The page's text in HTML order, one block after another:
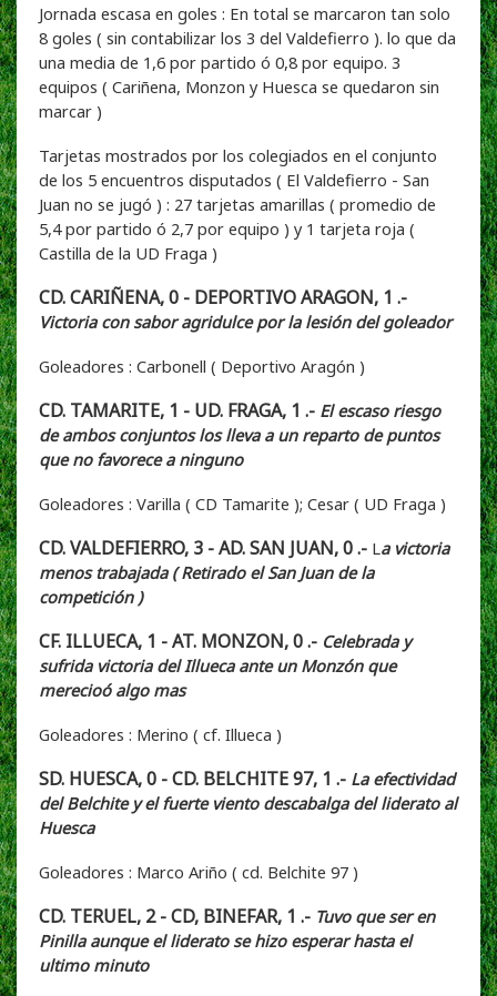
Jornada escasa en goles : En total se marcaron tan solo
8 goles ( sin contabilizar los 3 del Valdefierro ). lo que da
una media de 1,6 por partido ó 0,8 por equipo. 3
equipos ( Cariñena, Monzon y Huesca se quedaron sin
marcar )
Tarjetas mostrados por los colegiados en el conjunto
de los 5 encuentros disputados ( El Valdefierro - San
Juan no se jugó ) : 27 tarjetas amarillas ( promedio de
5,4 por partido ó 2,7 por equipo ) y 1 tarjeta roja (
Castilla de la UD Fraga )
CD. CARIÑENA, 0 - DEPORTIVO ARAGON, 1 .-
Victoria con sabor agridulce por la lesión del goleador
Goleadores : Carbonell ( Deportivo Aragón )
CD. TAMARITE, 1 - UD. FRAGA, 1 .- El escaso riesgo
de ambos conjuntos los lleva a un reparto de puntos
que no favorece a ninguno
Goleadores : Varilla ( CD Tamarite ); Cesar ( UD Fraga )
CD. VALDEFIERRO, 3 - AD. SAN JUAN, 0 .- La victoria
menos trabajada ( Retirado el San Juan de la
competición )
CF. ILLUECA, 1 - AT. MONZON, 0 .- Celebrada y
sufrida victoria del Illueca ante un Monzón que
merecioó algo mas
Goleadores : Merino ( cf. Illueca )
SD. HUESCA, 0 - CD. BELCHITE 97, 1 .- La efectividad
del Belchite y el fuerte viento descabalga del liderato al
Huesca
Goleadores : Marco Ariño ( cd. Belchite 97 )
CD. TERUEL, 2 - CD, BINEFAR, 1 .- Tuvo que ser en
Pinilla aunque el liderato se hizo esperar hasta el
ultimo minuto